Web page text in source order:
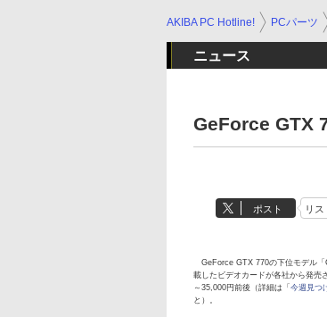
AKIBA PC Hotline! PCパーツ
ニュース
GeForce GTX
ポスト リス
GeForce GTX 770の下位モデル
載したビデオカードが各社から発売
～35,000円前後（詳細は「 今週見つ
と）。